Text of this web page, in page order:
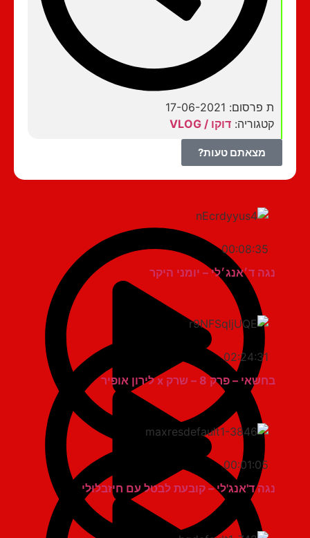
ת פרסום: 17-06-2021
קטגוריה:דוקו / VLOG
מצאתם טעות?
00:08:35
נגה ד׳אנג׳לי – יומני היקר
02:24:31
בחשאי – פרק 8 – שרק x לירון אופיר
00:01:05
נגה ד'אנג'לי – קובעת לבטל עם חיזבלוּלי